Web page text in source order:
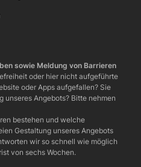
sowie Meldung von Barrieren
oder hier nicht aufgeführte
oder Apps aufgefallen? Sie
unseres Angebots? Bitte nehmen
bestehen und welche
Gestaltung unseres Angebots
wir so schnell wie möglich
von sechs Wochen.